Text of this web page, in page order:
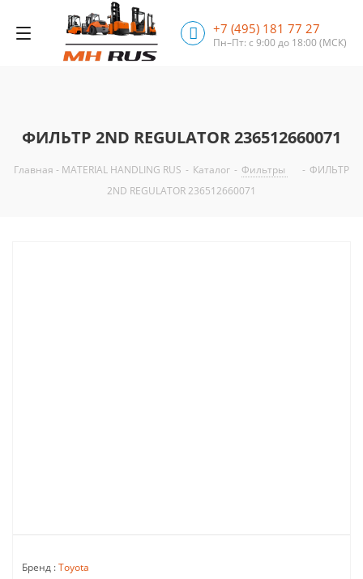
+7 (495) 181 77 27
Пн–Пт: с 9:00 до 18:00(МСК)
ФИЛЬТР 2ND REGULATOR 236512660071
Главная - MATERIAL HANDLING RUS - Каталог - Фильтры - ФИЛЬТР
2ND REGULATOR 236512660071
Бренд :Toyota